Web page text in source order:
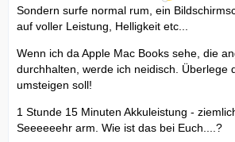
Sondern surfe normal rum, ein
auf voller Leistung, Helligkeit etc...
Wenn ich da Apple Mac Books sehe, die
durchhalten, werde ich neidisch. Überlege
umsteigen soll!
1 Stunde 15 Minuten Akkuleistung -
Seeeeeehr arm. Wie ist das bei Euch....?